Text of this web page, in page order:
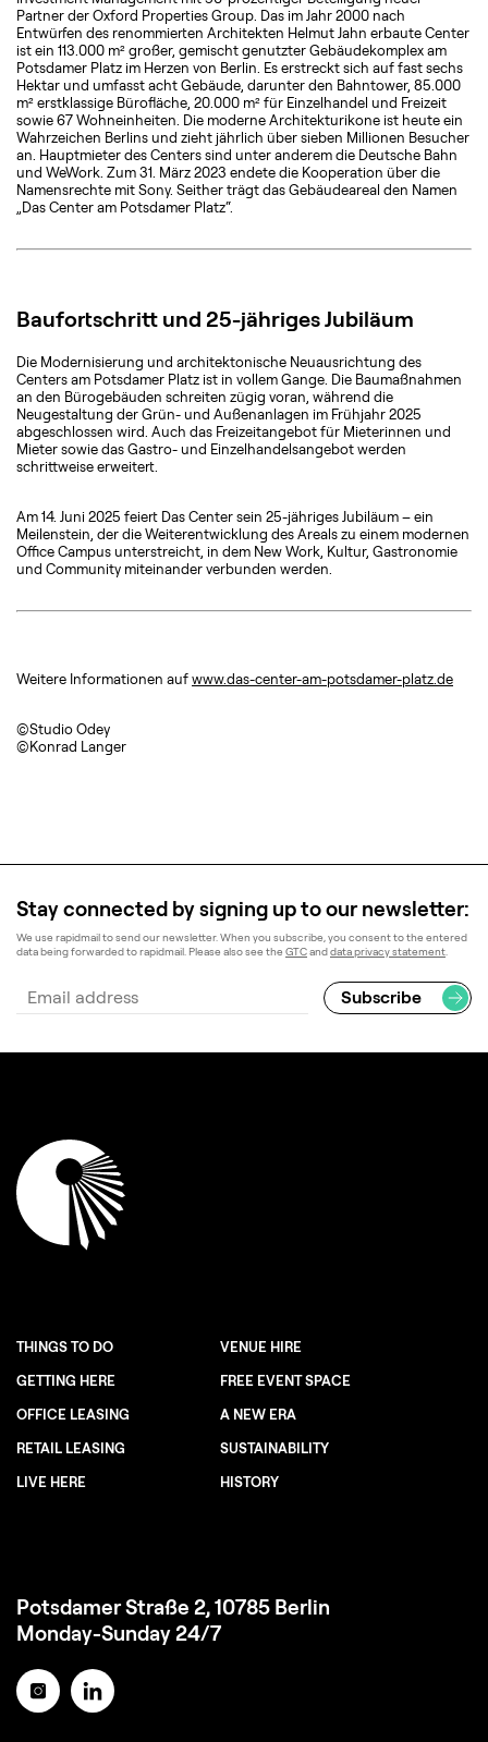
Partner der Oxford Properties Group. Das im Jahr 2000 nach
Entwürfen des renommierten Architekten Helmut Jahn erbaute Center
ist ein 113.000 m² großer, gemischt genutzter Gebäudekomplex am
Potsdamer Platz im Herzen von Berlin. Es erstreckt sich auf fast sechs
Hektar und umfasst acht Gebäude, darunter den Bahntower, 85.000
m² erstklassige Bürofläche, 20.000 m² für Einzelhandel und Freizeit
sowie 67 Wohneinheiten. Die moderne Architekturikone ist heute ein
Wahrzeichen Berlins und zieht jährlich über sieben Millionen Besucher
an. Hauptmieter des Centers sind unter anderem die Deutsche Bahn
und WeWork. Zum 31. März 2023 endete die Kooperation über die
Namensrechte mit Sony. Seither trägt das Gebäudeareal den Namen
„Das Center am Potsdamer Platz“.
Baufortschritt und 25-jähriges Jubiläum
Die Modernisierung und architektonische Neuausrichtung des
Centers am Potsdamer Platz ist in vollem Gange. Die Baumaßnahmen
an den Bürogebäuden schreiten zügig voran, während die
Neugestaltung der Grün- und Außenanlagen im Frühjahr 2025
abgeschlossen wird. Auch das Freizeitangebot für Mieterinnen und
Mieter sowie das Gastro- und Einzelhandelsangebot werden
schrittweise erweitert.
Am 14. Juni 2025 feiert Das Center sein 25-jähriges Jubiläum – ein
Meilenstein, der die Weiterentwicklung des Areals zu einem modernen
Office Campus unterstreicht, in dem New Work, Kultur, Gastronomie
und Community miteinander verbunden werden.
Weitere Informationen aufwww.das-center-am-potsdamer-platz.de
©Studio Odey
©Konrad Langer
Stay connected by signing up to our newsletter:
We use rapidmail to send our newsletter. When you subscribe, you consent to the entered
data being forwarded to rapidmail. Please also see the GTCanddata privacy statement
THINGS TO DO
GETTING HERE
OFFICE LEASING
RETAIL LEASING
LIVE HERE
VENUE HIRE
FREE EVENT SPACE
A NEW ERA
SUSTAINABILITY
HISTORY
Potsdamer Straße 2, 10785 Berlin
Monday-Sunday 24/7